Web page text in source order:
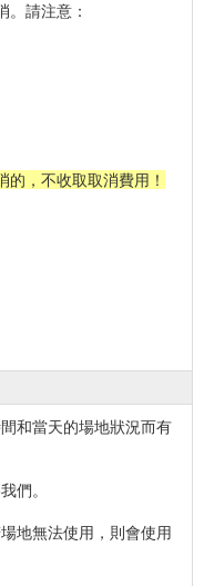
。請注意：
，不收取取消費用！
和當天的場地狀況而有
們。
地無法使用，則會使用